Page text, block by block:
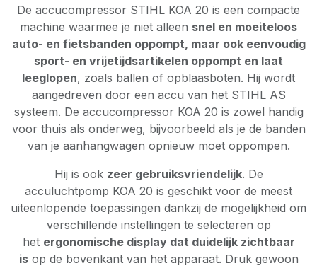
De accucompressor STIHL KOA 20 is een compacte
machine waarmee je niet alleen snel en moeiteloos
auto- en fietsbanden oppompt, maar ook eenvoudig
sport- en vrijetijdsartikelen oppompt en laat
leeglopen, zoals ballen of opblaasboten. Hij wordt
aangedreven door een accu van het STIHL AS
systeem. De accucompressor KOA 20 is zowel handig
voor thuis als onderweg, bijvoorbeeld als je de banden
van je aanhangwagen opnieuw moet oppompen.
Hij is ook zeer gebruiksvriendelijk. De
acculuchtpomp KOA 20 is geschikt voor de meest
uiteenlopende toepassingen dankzij de mogelijkheid om
verschillende instellingen te selecteren op
het ergonomische display dat duidelijk zichtbaar
isop de bovenkant van het apparaat. Druk gewoon